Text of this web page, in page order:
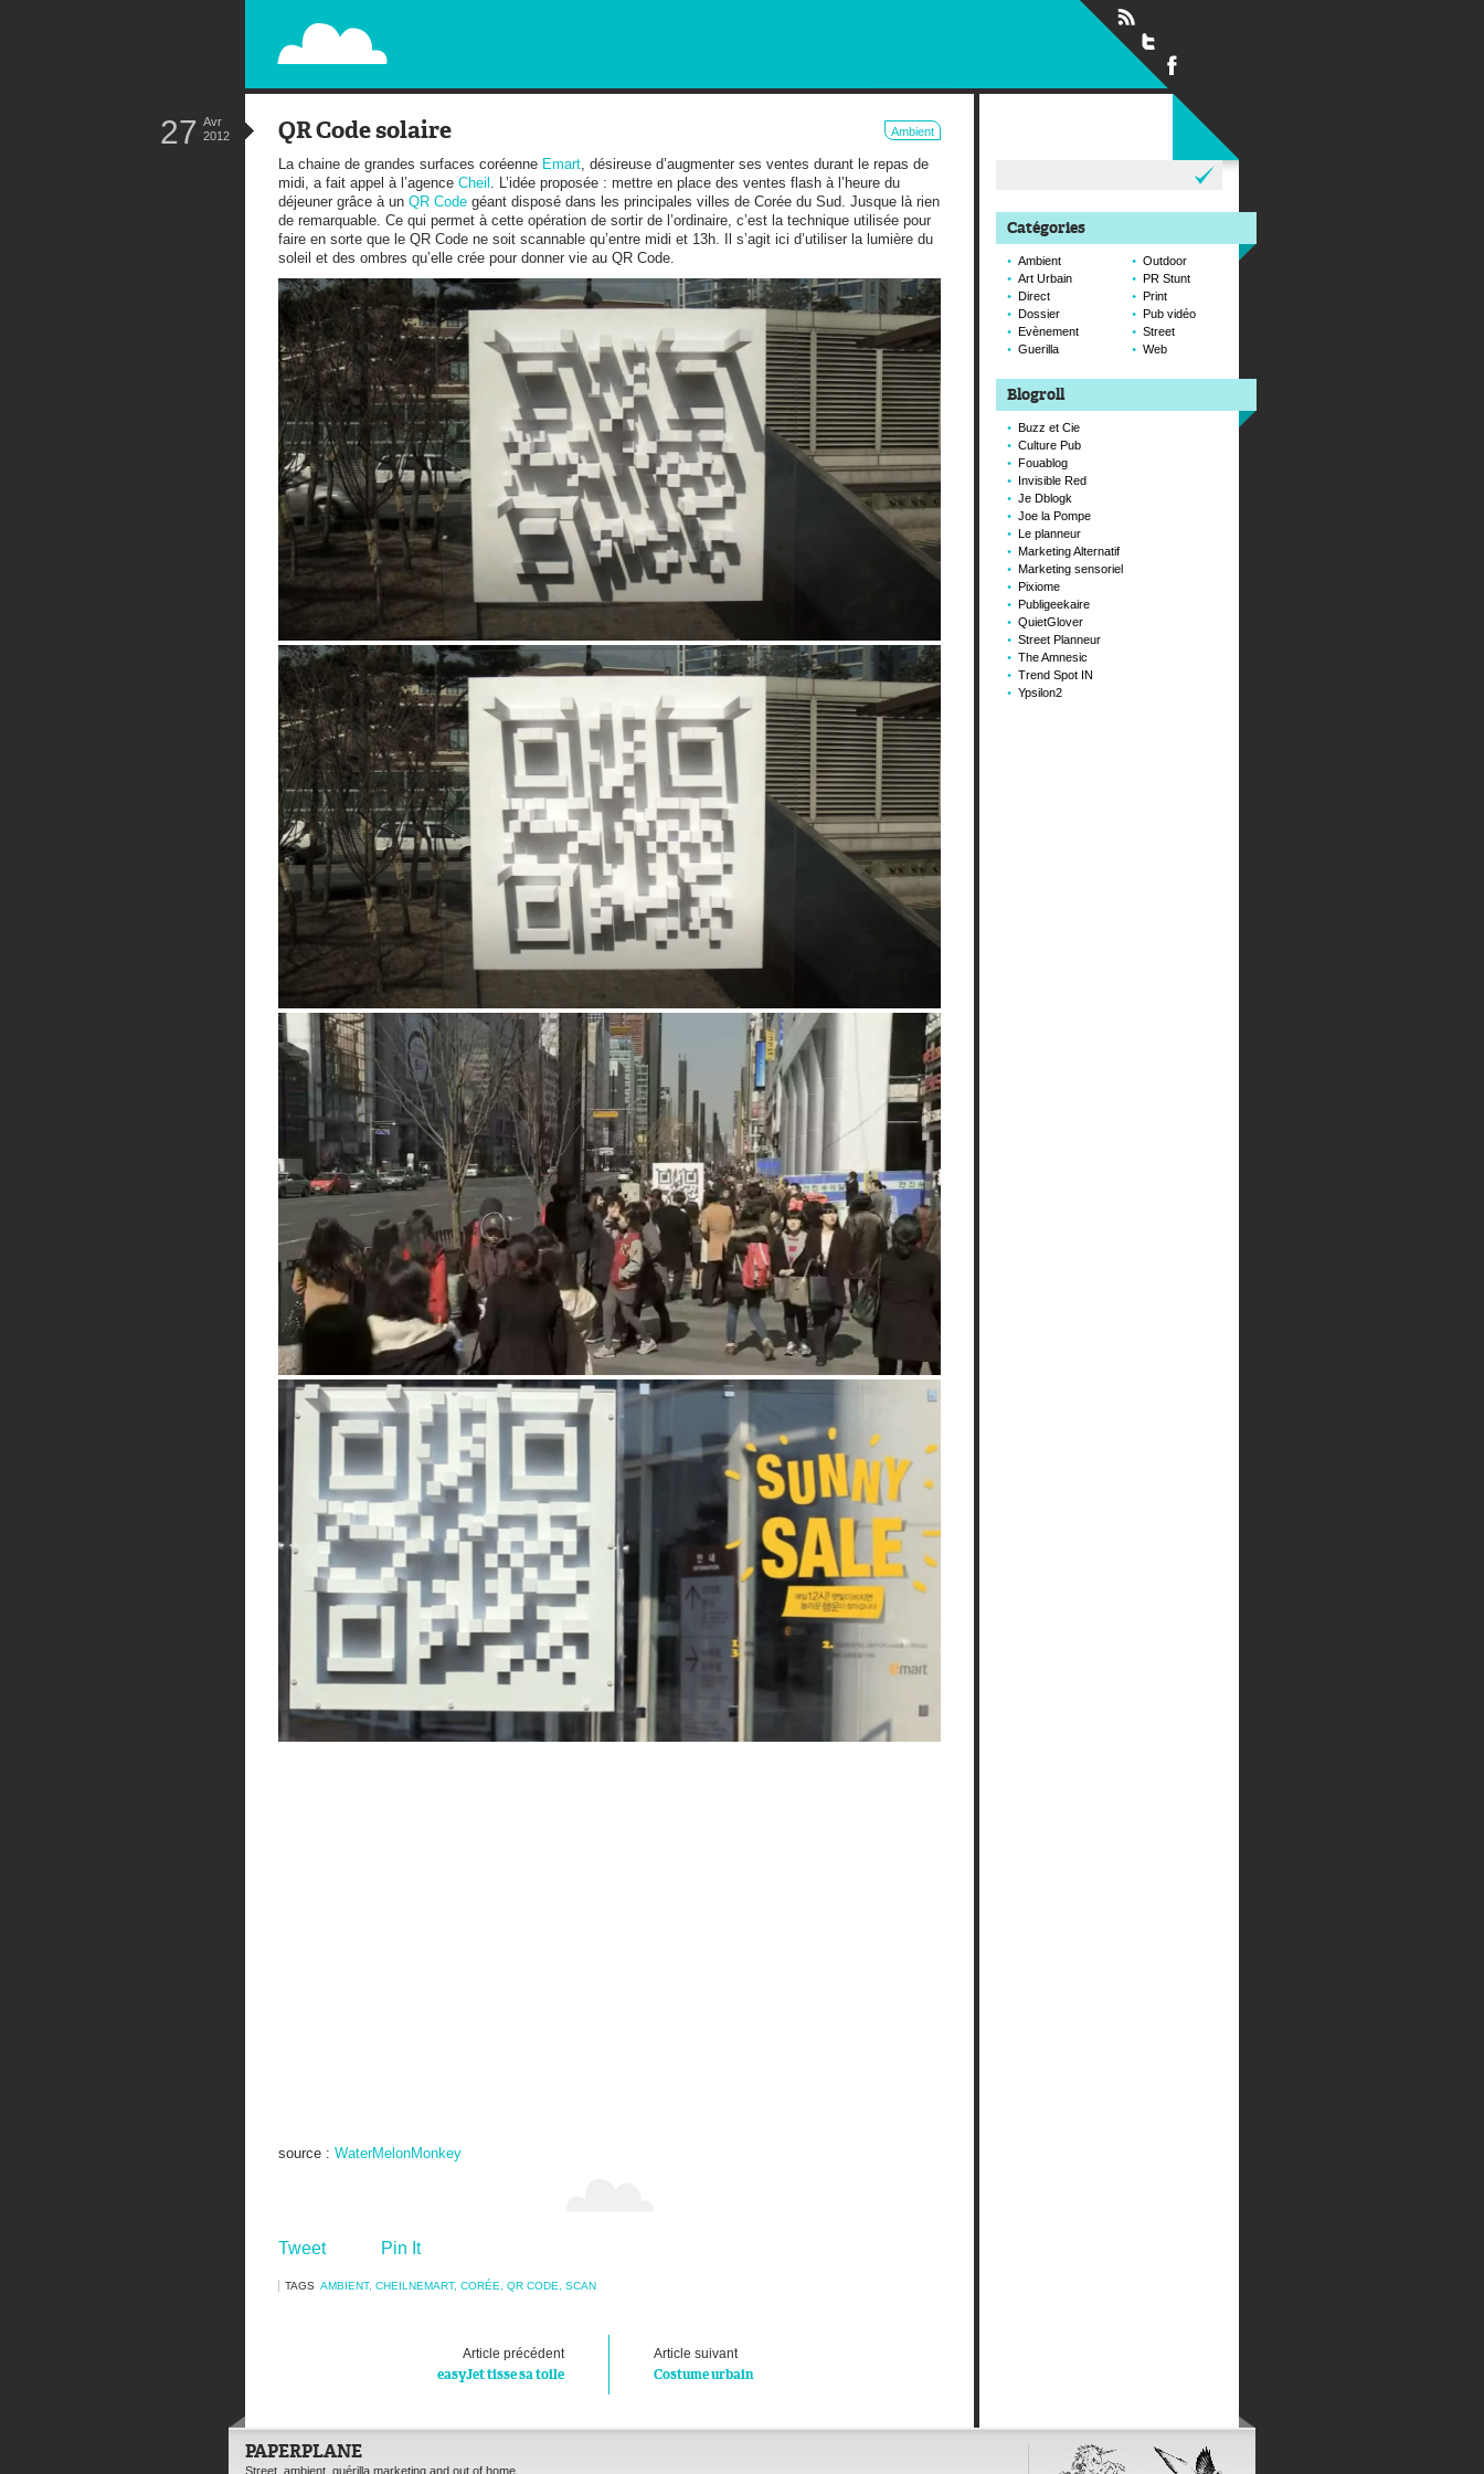
PAPERPLANE
STREET, AMBIENT, GUÉRILLA MARKETING AND OUT OF HOME
QR Code solaire Ambient
27 Avr
2012
La chaine de grandes surfaces coréenne Emart , désireuse d’augmenter ses ventes durant le repas de
midi, a fait appel à l’agence Cheil
. L’idée proposée : mettre en place des ventes flash à l’heure du
déjeuner grâce à un QR Code géant disposé dans les principales villes de Corée du Sud. Jusque là rien
de remarquable. Ce qui permet à cette opération de sortir de l’ordinaire, c’est la technique utilisée pour
faire en sorte que le QR Code ne soit scannable qu’entre midi et 13h. Il s’agit ici d’utiliser la lumière du
soleil et des ombres qu’elle crée pour donner vie au QR Code.
source : WaterMelonMonkey
Tweet Pin It
TAGS AMBIENT, CHEILNEMART, CORÉE QR CODE SCAN
Article précédent
easyJet tisse sa toile
Article suivant
Costume urbain
Catégories
Ambient
Art Urbain
Direct
Dossier
Evènement
Guerilla
Outdoor
PR Stunt
Print
Pub vidéo
Street
Web
Blogroll
Buzz et Cie
Culture Pub
Fouablog
Invisible Red
Je Dblogk
Joe la Pompe
Le planneur
Marketing Alternatif
Marketing sensoriel
Pixiome
Publigeekaire
QuietGlover
Street Planneur
The Amnesic
Trend Spot IN
Ypsilon2
PAPERPLANE
Street, ambient, guérilla marketing and out of home